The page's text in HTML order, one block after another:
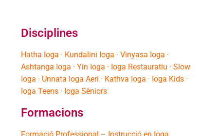
Disciplines
Hatha Ioga · Kundalini Ioga · Vinyasa Ioga ·
Ashtanga Ioga · Yin Ioga · Ioga Restauratiu · Slow
Ioga · Unnata Ioga Aeri · Kathva Ioga · Ioga Kids ·
Ioga Teens · Ioga Sèniors
Formacions